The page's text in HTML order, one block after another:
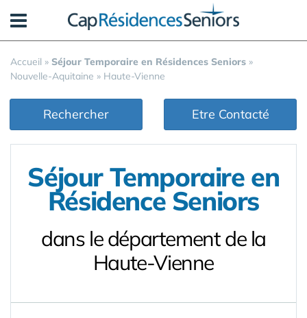
Accueil » Séjour Temporaire en Résidences Seniors »
Nouvelle-Aquitaine » Haute-Vienne
Rechercher Etre Contacté
Séjour Temporaire en
Résidence Seniors
dans le département de la
Haute-Vienne